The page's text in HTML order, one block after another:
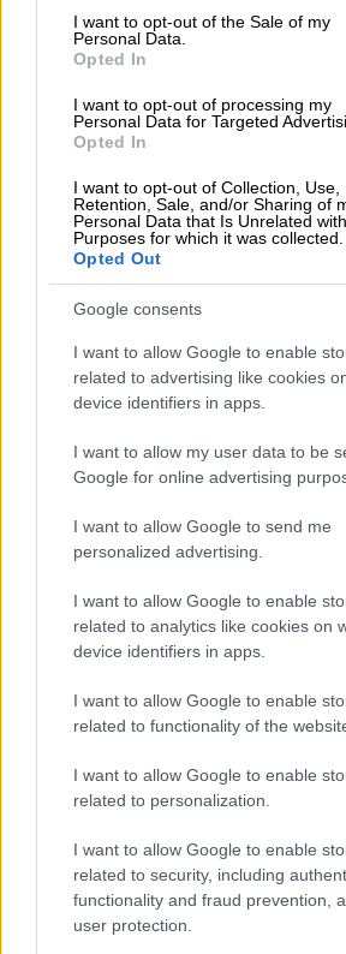
consent section.
I want to opt-out of the Sale of my
Personal Data.
Opted In
I want to opt-out of processing my
Personal Data for Targeted
Opted In
I want to opt-out of Collection, Use,
Retention, Sale, and/or Sharing of
Personal Data that Is Unrelated
Purposes for which it was collected.
Opted Out
Google consents
I want to allow Google to enable
related to advertising like cookies
device identifiers in apps.
I want to allow my user data to be
Google for online advertising
I want to allow Google to send me
personalized advertising.
I want to allow Google to enable
related to analytics like cookies on
device identifiers in apps.
I want to allow Google to enable
related to functionality of the
I want to allow Google to enable
related to personalization.
I want to allow Google to enable
related to security, including
functionality and fraud prevention,
user protection.
απόβασης και της
εκστρατείας, η
καθώς και η Έξοδος των
Ασία στο Μουσείο Μπενάκη
τρίτη και τελευταία
επικεντρώνεται στην
Ελλάδα, καθώς και την
παρουσία τους είχε σε